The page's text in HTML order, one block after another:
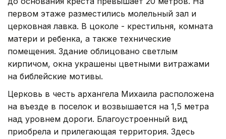
первом этаже разместились молельный зал и
церковная лавка. В цоколе - крестильня, комната
матери и ребенка, а также технические
помещения. Здание облицовано светлым
кирпичом, окна украшены цветными витражами
на библейские мотивы.
Церковь в честь архангела Михаила расположена
на въезде в поселок и возвышается на 1,5 метра
над уровнем дороги. Благоустроенный вид
приобрела и прилегающая территория. Здесь